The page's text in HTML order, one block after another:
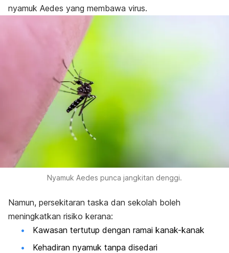
nyamuk Aedes yang membawa virus.
Nyamuk Aedes punca jangkitan denggi.
Namun, persekitaran taska dan sekolah boleh
meningkatkan risiko kerana:
Kawasan tertutup dengan ramai kanak-kanak
Kehadiran nyamuk tanpa disedari